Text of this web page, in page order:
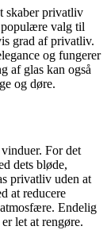
skaber privatliv
populære valg til
grad af privatliv.
og fungerer
af glas kan også
og døre.
For det
dets bløde,
privatliv uden at
at reducere
Endelig
let at rengøre.